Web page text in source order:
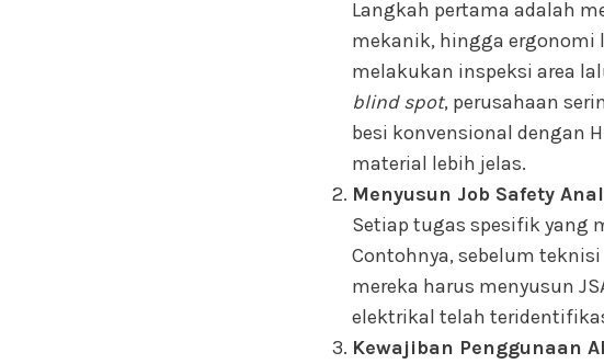
Langkah pertama adalah
mekanik, hingga ergonomi
melakukan inspeksi area
blind spot, perusahaan
besi konvensional dengan
material lebih jelas.
Menyusun Job Safety
Setiap tugas spesifik yang
Contohnya, sebelum
mereka harus menyusun
elektrikal telah
Kewajiban Penggunaan